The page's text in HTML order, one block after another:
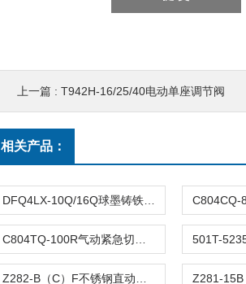
上一篇 : T942H-16/25/40电动单座调节阀
相关产品：